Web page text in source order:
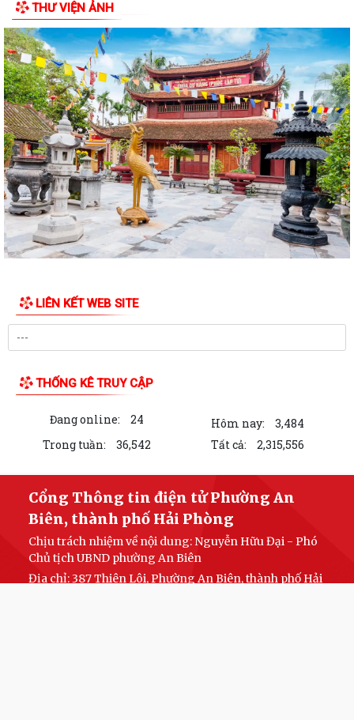
THƯ VIỆN ẢNH
LIÊN KẾT WEB SITE
THỐNG KÊ TRUY CẬP
Đang online: 24 Hôm nay:
3,484
Trong tuần:
36,542 Tất cả: 2,315,556
Cổng Thông tin điện tử Phường An
Biên, thành phố Hải Phòng
Chịu trách nhiệm về nội dung: Nguyễn Hữu Đại - Phó
Chủ tịch UBND phường An Biên
Địa chỉ: 387 Thiên Lôi, Phường An Biên, thành phố Hải